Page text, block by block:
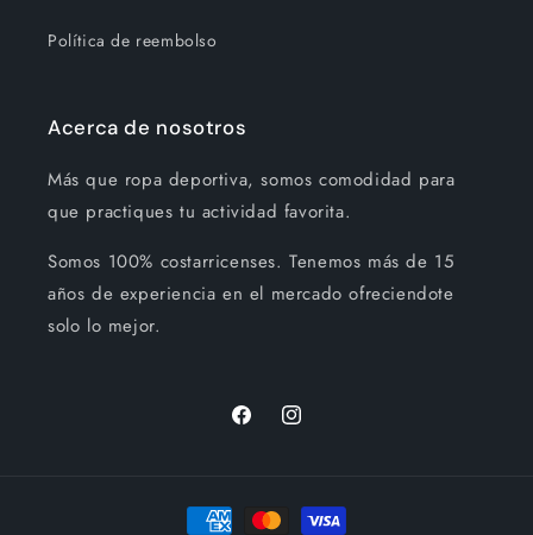
Política de reembolso
Acerca de nosotros
Más que ropa deportiva, somos comodidad para
que practiques tu actividad favorita.
Somos 100% costarricenses. Tenemos más de 15
años de experiencia en el mercado ofreciendote
solo lo mejor.
FacebookInstagram
Formas